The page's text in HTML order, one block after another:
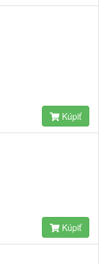
Kúpiť
Kúpiť